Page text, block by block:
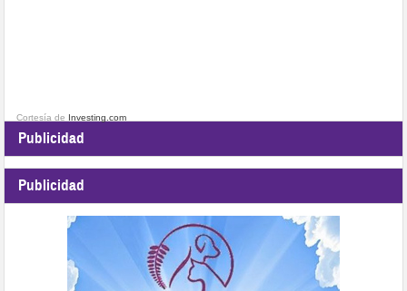
Cortesía de Investing.com
Publicidad
Publicidad